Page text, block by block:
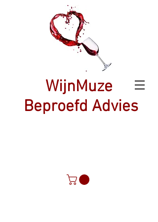
WijnMuze
Beproefd Advies